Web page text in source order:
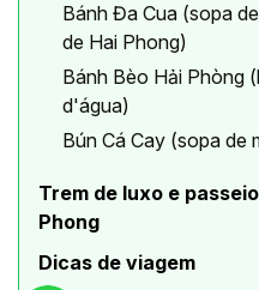
Bánh Đa Cua (sopa
de Hai Phong)
Bánh Bèo Hải Phòng
d'água)
Bún Cá Cay (sopa de
Trem de luxo e
Phong
Dicas de viagem